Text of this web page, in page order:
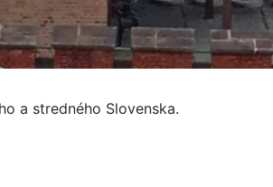
a stredného Slovenska.